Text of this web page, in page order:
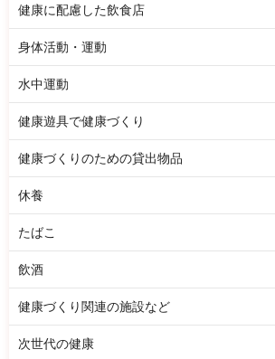
健康に配慮した飲食店
身体活動・運動
水中運動
健康遊具で健康づくり
健康づくりのための貸出物品
休養
たばこ
飲酒
健康づくり関連の施設など
次世代の健康